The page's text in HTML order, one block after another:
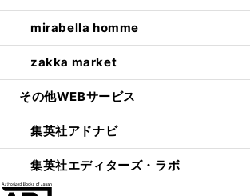
mirabella homme
zakka market
その他WEBサービス
集英社アドナビ
集英社エディターズ・ラボ